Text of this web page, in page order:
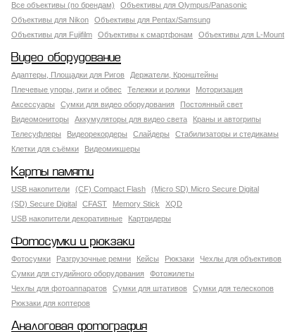
Все объективы (по брендам)
Объективы для Olympus/Panasonic
Объективы для Nikon
Объективы для Pentax/Samsung
Объективы для Fujifilm
Объективы к смартфонам Объективы для L-Mount
Видео оборудование
Адаптеры, Площадки для Ригов
Держатели, Кронштейны
Плечевые упоры, риги и обвес
Тележки и ролики
Моторизация
Аксессуары
Сумки для видео оборудования
Постоянный свет
Видеомониторы
Аккумуляторы для видео света
Краны и автогрипы
Телесуфлеры
Видеорекордеры Слайдеры
Стабилизаторы и стедикамы
Клетки для съёмки
Видеомикшеры
Карты памяти
USB накопители (CF) Compact Flash
(Micro SD) Micro Secure Digital
(SD) Secure Digital
CFAST Memory Stick
XQD
USB накопители декоративные
Картридеры
Фотосумки и рюкзаки
Фотосумки Разгрузочные ремни Кейсы Рюкзаки
Чехлы для объективов
Сумки для студийного оборудования
Фотожилеты
Чехлы для фотоаппаратов
Сумки для штативов
Сумки для телескопов
Рюкзаки для коптеров
Аналоговая фотография